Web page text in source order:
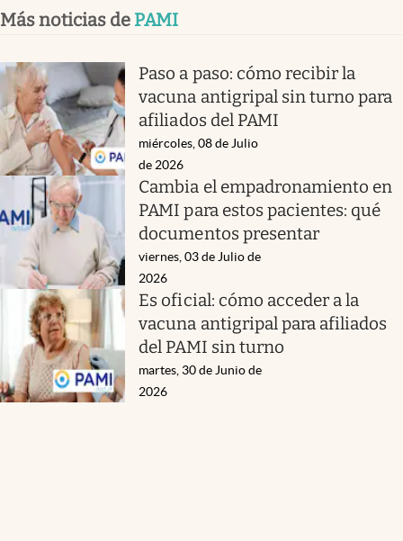
Más noticias de PAMI
Paso a paso: cómo recibir la
vacuna antigripal sin turno para
afiliados del PAMI
miércoles, 08 de Julio
de 2026
Cambia el empadronamiento en
PAMI para estos pacientes: qué
documentos presentar
viernes, 03 de Julio de
2026
Es oficial: cómo acceder a la
vacuna antigripal para afiliados
del PAMI sin turno
martes, 30 de Junio de
2026